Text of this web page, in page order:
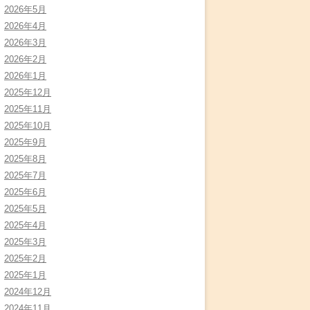
2026年5月
2026年4月
2026年3月
2026年2月
2026年1月
2025年12月
2025年11月
2025年10月
2025年9月
2025年8月
2025年7月
2025年6月
2025年5月
2025年4月
2025年3月
2025年2月
2025年1月
2024年12月